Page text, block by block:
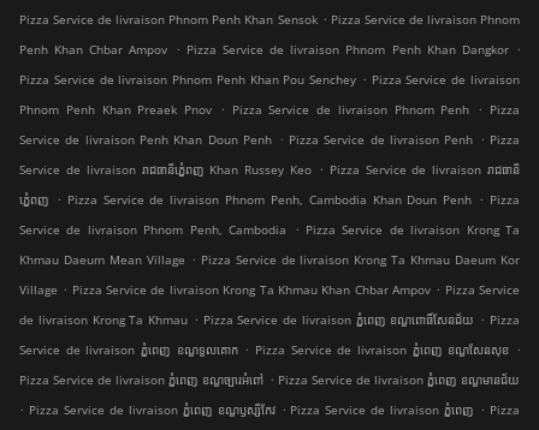
Pizza Service de livraison Phnom Penh Khan Sensok . Pizza Service de livraison Phnom
Penh Khan Chbar Ampov
. Pizza Service de livraison Phnom Penh Khan Dangkor .
Pizza Service de livraison Phnom Penh Khan Pou Senchey . Pizza Service de livraison
Phnom Penh Khan Preaek Pnov
. Pizza Service de livraison Phnom Penh . Pizza
Service de livraison Penh Khan Doun Penh . Pizza Service de livraison Penh . Pizza
Service de livraison រាជធានីភ្នំេពញ Khan Russey Keo . Pizza Service de livraison រាជធានី
ភ្នំេពញ
. Pizza Service de livraison Phnom Penh, Cambodia Khan Doun Penh . Pizza
Service de livraison Phnom Penh, Cambodia
. Pizza Service de livraison Krong Ta
Khmau Daeum Mean Village . Pizza Service de livraison Krong Ta Khmau Daeum Kor
Village . Pizza Service de livraison Krong Ta Khmau Khan Chbar Ampov . Pizza Service
de livraison Krong Ta Khmau . Pizza Service de livraison ភ្នំពេញ ខណ្ឌ​ពោធិ៍សែនជ័យ . Pizza
Service de livraison ភ្នំពេញ ខណ្ឌទួលគោក . Pizza Service de livraison ភ្នំពេញ ខណ្ឌ​សែនសុខ .
Pizza Service de livraison ភ្នំពេញ ខណ្ឌច្បារអំពៅ . Pizza Service de livraison ភ្នំពេញ ខណ្ឌមានជ័យ
. Pizza Service de livraison ភ្នំពេញ ខណ្ឌ​ឫស្សីកែវ . Pizza Service de livraison ភ្នំពេញ . Pizza